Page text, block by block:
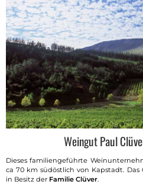
Weingut Paul
Dieses familiengeführte
ca 70 km südöstlich von Kapstadt.
in Besitz der Familie Clüver